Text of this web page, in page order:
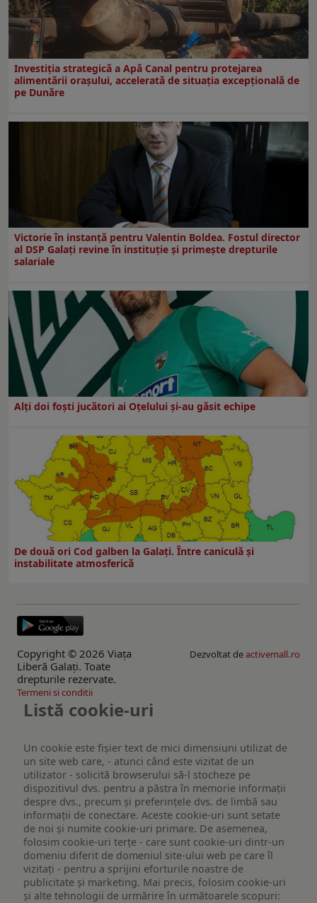
Investiția strategică a Apă Canal pentru protejarea
alimentării orașului, accelerată de situația excepțională de
pe Dunăre
Victorie în instanță pentru Valentin Boldea. Fostul director
al DSP Galați revine în instituție și primește drepturile
salariale
Alți doi foști jucători ai Oțelului și-au găsit echipe
De două ori Cod galben la Galaţi. Între caniculă şi
instabilitate atmosferică
Copyright © 2026 Viaţa
Liberă Galaţi. Toate
drepturile rezervate.
Dezvoltat deactivemall.ro
Termeni si conditii
Listă cookie-uri
Un cookie este fişier text de mici dimensiuni utilizat de
un site web care, - atunci când este vizitat de un
utilizator - solicită browserului să-l stocheze pe
dispozitivul dvs. pentru a păstra în memorie informații
despre dvs., precum și preferințele dvs. de limbă sau
informații de conectare. Aceste cookie-uri sunt setate
de noi și numite cookie-uri primare. De asemenea,
folosim cookie-uri terțe - care sunt cookie-uri dintr-un
domeniu diferit de domeniul site-ului web pe care îl
vizitați - pentru a sprijini eforturile noastre de
publicitate și marketing. Mai precis, folosim cookie-uri
și alte tehnologii de urmărire în următoarele scopuri: